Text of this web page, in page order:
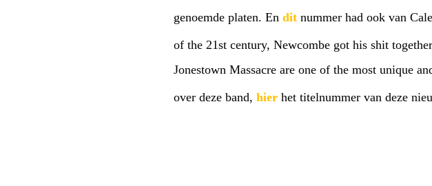
genoemde platen. En dit nummer had ook van
of the 21st century, Newcombe got his shit
Jonestown Massacre are one of the most unique
over deze band, hier het titelnummer van deze